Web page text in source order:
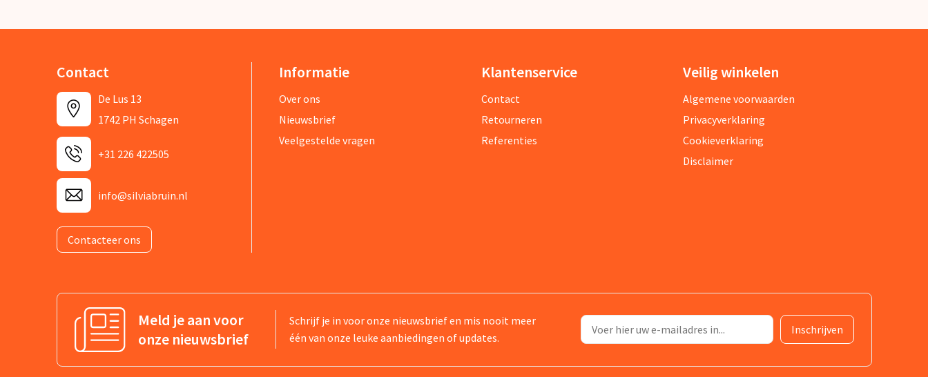
Contact
De Lus 13
1742 PH Schagen
+31 226 422505
info@silviabruin.nl
Contacteer ons
Informatie
Over ons
Nieuwsbrief
Veelgestelde vragen
Klantenservice
Contact
Retourneren
Referenties
Veilig winkelen
Algemene voorwaarden
Privacyverklaring
Cookieverklaring
Disclaimer
Meld je aan voor
onze nieuwsbrief
Schrijf je in voor onze nieuwsbrief en mis nooit meer
één van onze leuke aanbiedingen of updates.